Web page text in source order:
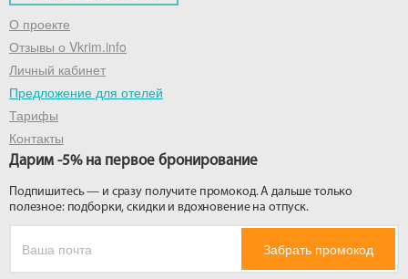
О проекте
Отзывы о Vkrim.info
Личный кабинет
Предложение для отелей
Тарифы
Контакты
Дарим -5% на первое бронирование
Подпишитесь — и сразу получите промокод. А дальше только
полезное: подборки, скидки и вдохновение на отпуск.
Забрать промокод